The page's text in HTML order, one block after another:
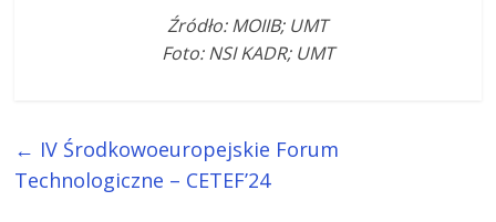
Źródło: MOIIB; UMT
Foto: NSI KADR; UMT
← IV Środkowoeuropejskie Forum
Technologiczne – CETEF’24